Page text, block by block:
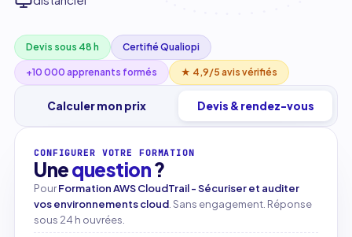
Devis sous 48 h Certifié Qualiopi
+10 000 apprenants formés ★ 4,9/5 avis vérifiés
Calculer mon prix Devis & rendez-vous
CONFIGURER VOTRE FORMATION
Unequestion?
PourFormation AWS CloudTrail - Sécuriser et auditer
vos environnements cloud . Sans engagement. Réponse
sous 24 h ouvrées.